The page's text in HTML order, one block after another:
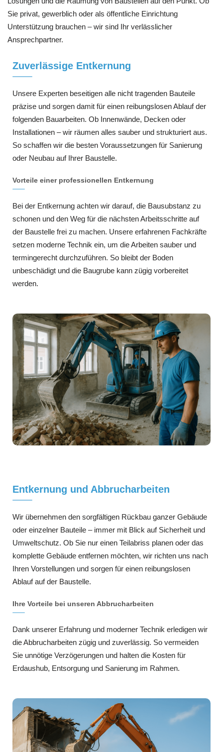
Sie privat, gewerblich oder als öffentliche Einrichtung
Unterstützung brauchen – wir sind Ihr verlässlicher
Ansprechpartner.
Zuverlässige Entkernung
Unsere Experten beseitigen alle nicht tragenden Bauteile
präzise und sorgen damit für einen reibungslosen Ablauf der
folgenden Bauarbeiten. Ob Innenwände, Decken oder
Installationen – wir räumen alles sauber und strukturiert aus.
So schaffen wir die besten Voraussetzungen für Sanierung
oder Neubau auf Ihrer Baustelle.
Vorteile einer professionellen Entkernung
Bei der Entkernung achten wir darauf, die Bausubstanz zu
schonen und den Weg für die nächsten Arbeitsschritte auf
der Baustelle frei zu machen. Unsere erfahrenen Fachkräfte
setzen moderne Technik ein, um die Arbeiten sauber und
termingerecht durchzuführen. So bleibt der Boden
unbeschädigt und die Baugrube kann zügig vorbereitet
werden.
Entkernung und Abbrucharbeiten
Wir übernehmen den sorgfältigen Rückbau ganzer Gebäude
oder einzelner Bauteile – immer mit Blick auf Sicherheit und
Umweltschutz. Ob Sie nur einen Teilabriss planen oder das
komplette Gebäude entfernen möchten, wir richten uns nach
Ihren Vorstellungen und sorgen für einen reibungslosen
Ablauf auf der Baustelle.
Ihre Vorteile bei unseren Abbrucharbeiten
Dank unserer Erfahrung und moderner Technik erledigen wir
die Abbrucharbeiten zügig und zuverlässig. So vermeiden
Sie unnötige Verzögerungen und halten die Kosten für
Erdaushub, Entsorgung und Sanierung im Rahmen.